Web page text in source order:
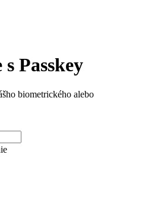
Passkey
biometrického alebo